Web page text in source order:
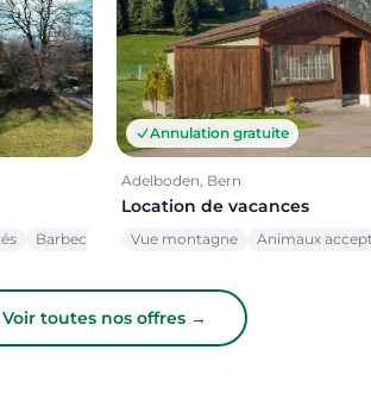
Barbecue
Annulation gratuite
Adelboden, Bern
Location de vacances
Vue montagne Animaux
Voir toutes nos offres →